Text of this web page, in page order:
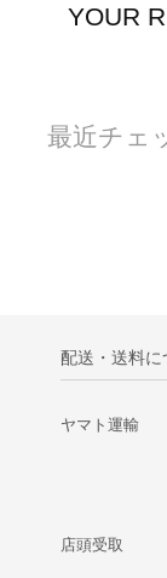
YOUR
最近チェ
配送・送料に
ヤマト運輸
店頭受取